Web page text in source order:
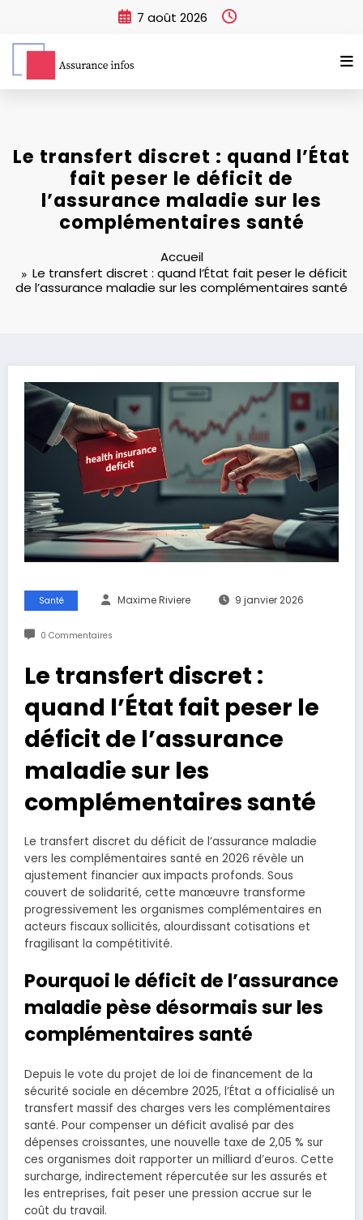
7 août 2026
Le transfert discret : quand l’État
fait peser le déficit de
l’assurance maladie sur les
complémentaires santé
Accueil
Le transfert discret : quand l’État fait peser le déficit
de l’assurance maladie sur les complémentaires santé
Santé Maxime Riviere 9 janvier 2026
0 Commentaires
Le transfert discret :
quand l’État fait peser le
déficit de l’assurance
maladie sur les
complémentaires santé
Le transfert discret du déficit de l’assurance maladie
vers les complémentaires santé en 2026 révèle un
ajustement financier aux impacts profonds. Sous
couvert de solidarité, cette manœuvre transforme
progressivement les organismes complémentaires en
acteurs fiscaux sollicités, alourdissant cotisations et
fragilisant la compétitivité.
Pourquoi le déficit de l’assurance
maladie pèse désormais sur les
complémentaires santé
Depuis le vote du projet de loi de financement de la
sécurité sociale en décembre 2025, l’État a officialisé un
transfert massif des charges vers les complémentaires
santé. Pour compenser un déficit avalisé par des
dépenses croissantes, une nouvelle taxe de 2,05 % sur
ces organismes doit rapporter un milliard d’euros. Cette
surcharge, indirectement répercutée sur les assurés et
les entreprises, fait peser une pression accrue sur le
coût du travail.